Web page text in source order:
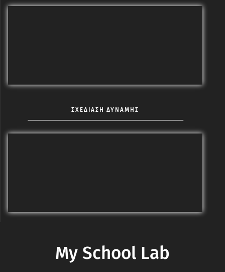
ΣΧΕΔΙΑΣΗ ΔΥΝΑΜΗΣ
My School Lab